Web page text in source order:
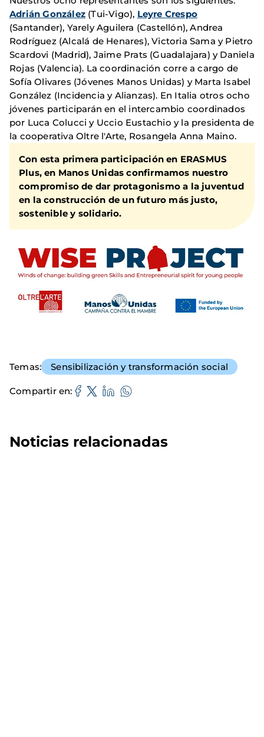
Adrián González (Tui-Vigo), Leyre Crespo
(Santander), Yarely Aguilera (Castellón), Andrea
Rodríguez (Alcalá de Henares), Victoria Sama y Pietro
Scardovi (Madrid), Jaime Prats (Guadalajara) y Daniela
Rojas (Valencia). La coordinación corre a cargo de
Sofía Olivares (Jóvenes Manos Unidas) y Marta Isabel
González (Incidencia y Alianzas). En Italia otros ocho
jóvenes participarán en el intercambio coordinados
por Luca Colucci y Uccio Eustachio y la presidenta de
la cooperativa Oltre l'Arte, Rosangela Anna Maino.
Con esta primera participación en ERASMUS
Plus, en Manos Unidas confirmamos nuestro
compromiso de dar protagonismo a la juventud
en la construcción de un futuro más justo,
sostenible y solidario.
Temas Sensibilización y transformación social
Compartir en
Noticias relacionadas